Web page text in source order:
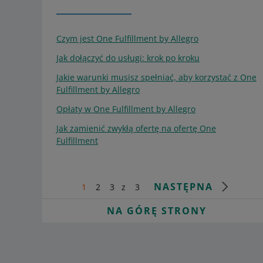
Czym jest One Fulfillment by Allegro
Jak dołączyć do usługi: krok po kroku
Jakie warunki musisz spełniać, aby korzystać z One
Fulfillment by Allegro
Opłaty w One Fulfillment by Allegro
Jak zamienić zwykłą ofertę na ofertę One
Fulfillment
1 2 3 z 3
NASTĘPNA
NA GÓRĘ STRONY